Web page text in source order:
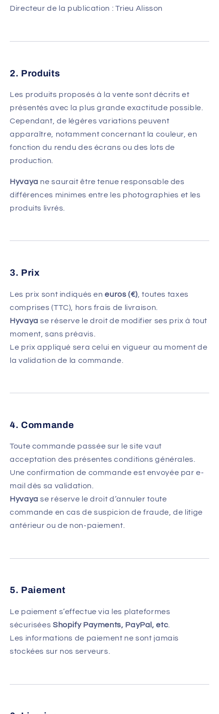
Directeur de la publication : Trieu Alisson
2. Produits
Les produits proposés à la vente sont décrits et
présentés avec la plus grande exactitude possible.
Cependant, de légères variations peuvent
apparaître, notamment concernant la couleur, en
fonction du rendu des écrans ou des lots de
production.
Hyvaya ne saurait être tenue responsable des
différences minimes entre les photographies et les
produits livrés.
3. Prix
Les prix sont indiqués eneuros (€) , toutes taxes
comprises (TTC), hors frais de livraison.
Hyvaya se réserve le droit de modifier ses prix à tout
moment, sans préavis.
Le prix appliqué sera celui en vigueur au moment de
la validation de la commande.
4. Commande
Toute commande passée sur le site vaut
acceptation des présentes conditions générales.
Une confirmation de commande est envoyée par e-
mail dès sa validation.
Hyvaya se réserve le droit d’annuler toute
commande en cas de suspicion de fraude, de litige
antérieur ou de non-paiement.
5. Paiement
Le paiement s’effectue via les plateformes
sécurisées Shopify Payments, PayPal, etc
Les informations de paiement ne sont jamais
stockées sur nos serveurs.